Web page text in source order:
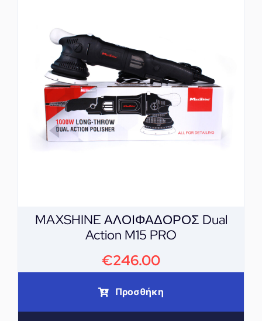
MAXSHINE ΑΛΟΙΦΑΔΟΡΟΣ Dual
Action M15 PRO
€246.00
Προσθήκη